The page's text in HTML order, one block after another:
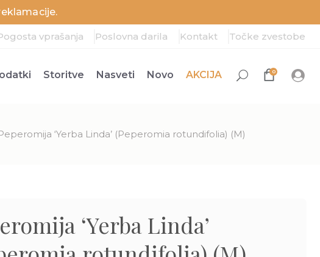
vprašanja Poslovna darila Kontakt Točke zvestobe
Storitve Nasveti Novo AKCIJA 0
‘Yerba Linda’ (Peperomia rotundifolia) (M)
‘Yerba Linda’